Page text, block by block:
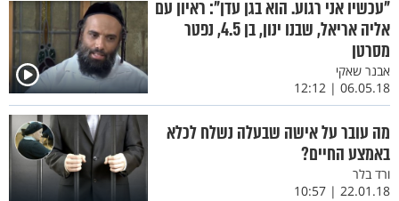
"עכשיו אני רגוע. הוא בגן עדן": ראיון עם
אליה אריאל, שבנו ינון, בן 4.5, נפטר
מסרטן
אבנר שאקי
06.05.18 | 12:12
מה עובר על אישה שבעלה נשלח לכלא
באמצע החיים?
ורד בלר
22.01.18 | 10:57